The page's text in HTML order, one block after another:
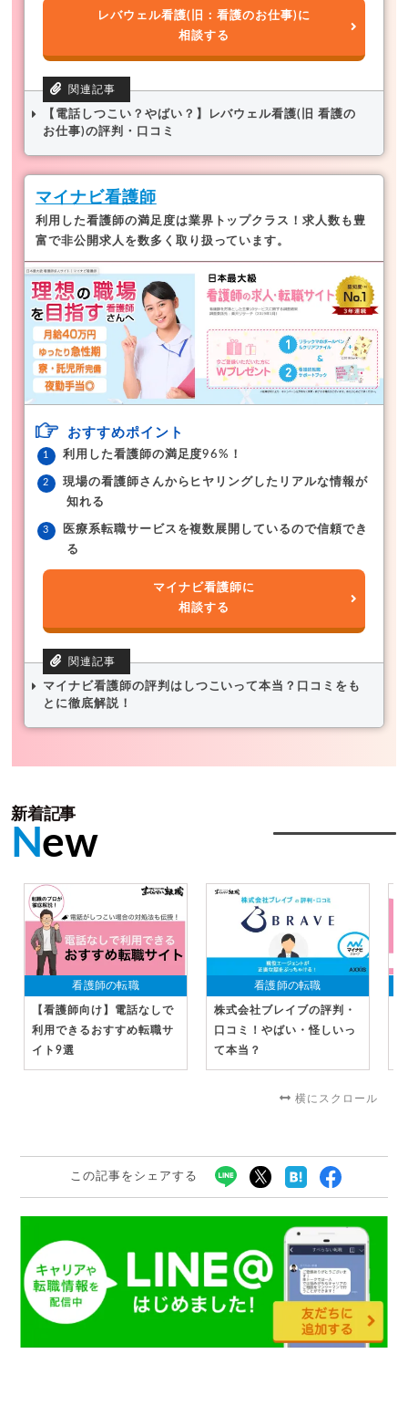
レバウェル看護(旧：看護のお仕事)に
相談する
【電話しつこい？やばい？】レバウェル看護(旧 看護の
お仕事)の評判・口コミ
マイナビ看護師
利用した看護師の満足度は業界トップクラス！求人数も豊
富で非公開求人を数多く取り扱っています。
おすすめポイント
利用した看護師の満足度96%！
現場の看護師さんからヒヤリングしたリアルな情報が
知れる
医療系転職サービスを複数展開しているので信頼でき
る
マイナビ看護師に
相談する
マイナビ看護師の評判はしつこいって本当？口コミをも
とに徹底解説！
新着記事
New
看護師の転職
【看護師向け】電話なしで
利用できるおすすめ転職サ
イト9選
看護師の転職
株式会社ブレイブの評判・
口コミ！やばい・怪しいっ
て本当？
横にスクロール
この記事をシェアする